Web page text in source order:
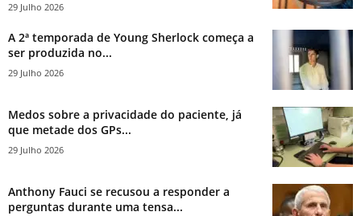
29 Julho 2026
A 2ª temporada de Young Sherlock começa a
ser produzida no...
29 Julho 2026
Medos sobre a privacidade do paciente, já
que metade dos GPs...
29 Julho 2026
Anthony Fauci se recusou a responder a
perguntas durante uma tensa...